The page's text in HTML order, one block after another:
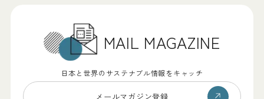
MAIL MAGAZINE
日本と世界のサステナブル情報をキャッチ
メールマガジン登録